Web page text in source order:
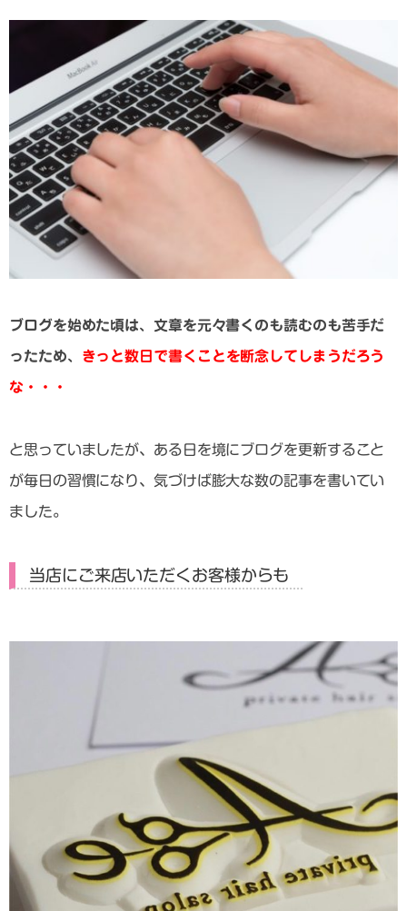
ブログを始めた頃は、文章を元々書くのも読むのも苦手だ
ったため、 きっと数日で書くことを断念してしまうだろう
な・・・
と思っていましたが、ある日を境にブログを更新すること
が毎日の習慣になり、気づけば膨大な数の記事を書いてい
ました。
当店にご来店いただくお客様からも